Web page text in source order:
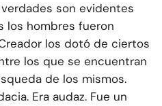
son evidentes
los hombres fueron
los dotó de ciertos
los que se encuentran
de los mismos.
Era audaz. Fue un